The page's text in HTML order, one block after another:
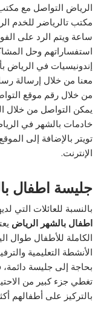
الرياض التواصل مع
مكتب تالرياضر للخدم
ساعة ويتم الرد على
استفساراتهم وحل
إندونيسيات في الرياض
معنا من خلال إرسالة
من خلال رقم موقع
يمكن التواصل من خلال
خادمات بالشهر في
تويتر بالإضافة إلى
الإنترنت.
جليسة اطفال
بالنسبة للعائلات التي
اطفال بالشهر الرياض
الكاملة للأطفال طوال
الأنشطة التعليمية
بحاجة إلى جليسة
تغطي جزء كبير من
بالتركيز على أطفالهم